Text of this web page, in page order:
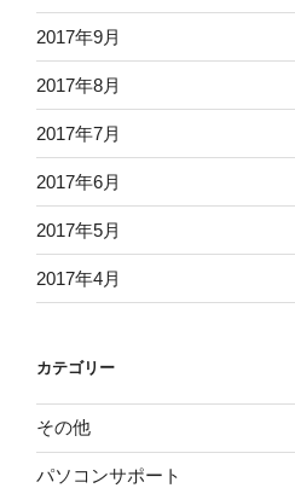
2017年9月
2017年8月
2017年7月
2017年6月
2017年5月
2017年4月
カテゴリー
その他
パソコンサポート